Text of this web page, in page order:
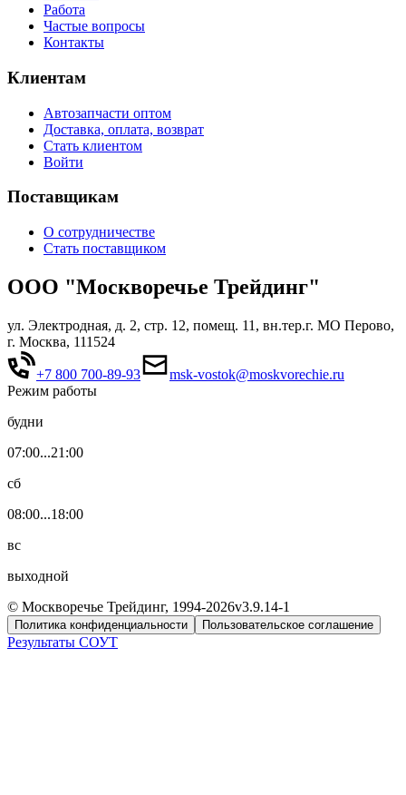
Работа
Частые вопросы
Контакты
Клиентам
Автозапчасти оптом
Доставка, оплата, возврат
Стать клиентом
Войти
Поставщикам
О сотрудничестве
Стать поставщиком
ООО "Москворечье Трейдинг"
ул. Электродная, д. 2, стр. 12, помещ. 11, вн.тер.г. МО Перово,
г. Москва, 111524
+7 800 700-89-93
msk-vostok@moskvorechie.ru
Режим работы
будни
07:00...21:00
сб
08:00...18:00
вс
выходной
© Москворечье Трейдинг, 1994-2026v3.9.14-1
Политика конфиденциальности Пользовательское соглашение
Результаты СОУТ